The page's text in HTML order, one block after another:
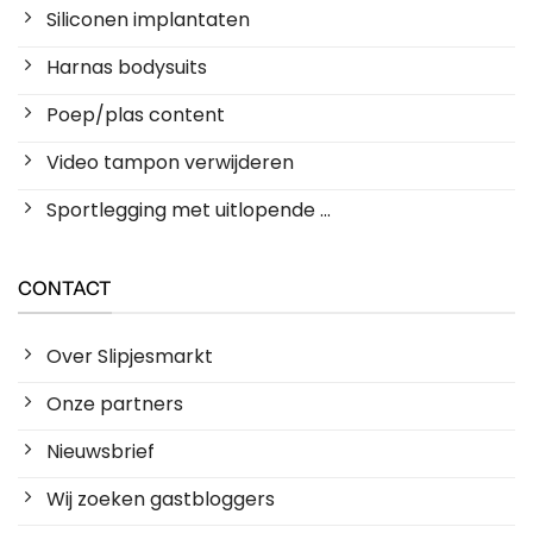
Siliconen implantaten
Harnas bodysuits
Poep/plas content
Video tampon verwijderen
Sportlegging met uitlopende ...
CONTACT
Over Slipjesmarkt
Onze partners
Nieuwsbrief
Wij zoeken gastbloggers